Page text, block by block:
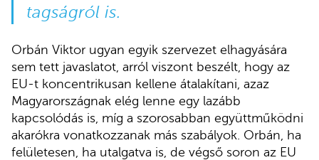
tagságról is.
Orbán Viktor ugyan egyik szervezet elhagyására
sem tett javaslatot, arról viszont beszélt, hogy az
EU-t koncentrikusan kellene átalakítani, azaz
Magyarországnak elég lenne egy lazább
kapcsolódás is, míg a szorosabban együttműködni
akarókra vonatkozzanak más szabályok. Orbán, ha
felületesen, ha utalgatva is, de végső soron az EU